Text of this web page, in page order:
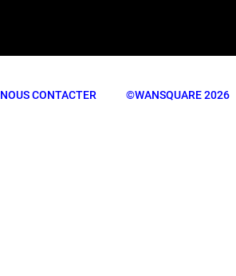
NOUS CONTACTER ©WANSQUARE 2026